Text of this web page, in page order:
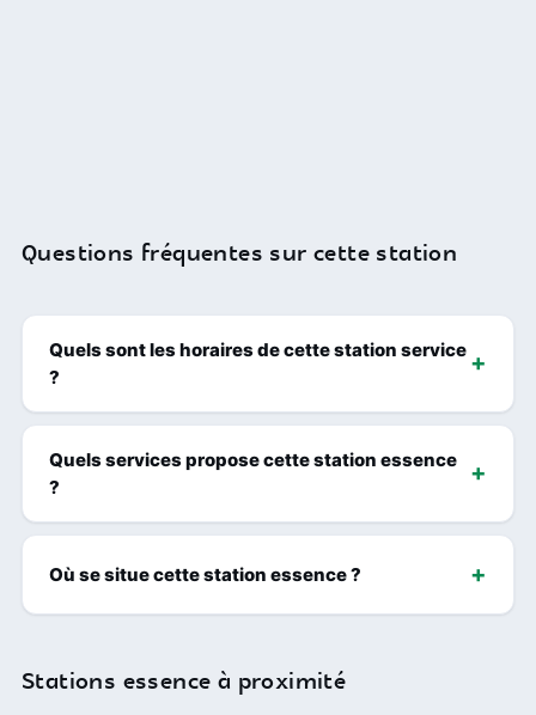
Questions fréquentes sur cette station
Quels sont les horaires de cette station service
?
Quels services propose cette station essence
?
Où se situe cette station essence ?
Stations essence à proximité